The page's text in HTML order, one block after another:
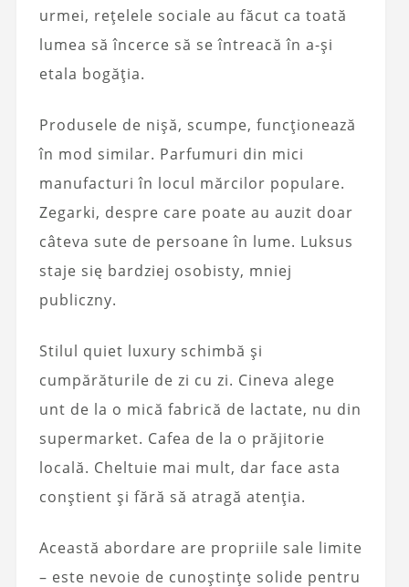
urmei, rețelele sociale au făcut ca toată
lumea să încerce să se întreacă în a-și
etala bogăția.
Produsele de nișă, scumpe, funcționează
în mod similar. Parfumuri din mici
manufacturi în locul mărcilor populare.
Zegarki, despre care poate au auzit doar
câteva sute de persoane în lume. Luksus
staje się bardziej osobisty, mniej
publiczny.
Stilul quiet luxury schimbă și
cumpărăturile de zi cu zi. Cineva alege
unt de la o mică fabrică de lactate, nu din
supermarket. Cafea de la o prăjitorie
locală. Cheltuie mai mult, dar face asta
conștient și fără să atragă atenția.
Această abordare are propriile sale limite
– este nevoie de cunoștințe solide pentru